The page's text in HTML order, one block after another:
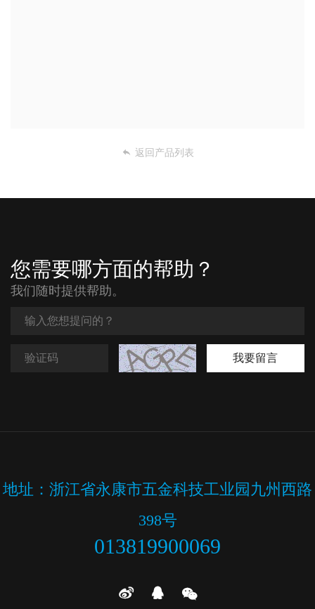
返回产品列表
您需要哪方面的帮助？
我们随时提供帮助。
我要留言
地址：浙江省永康市五金科技工业园九州西路
398号
013819900069
  